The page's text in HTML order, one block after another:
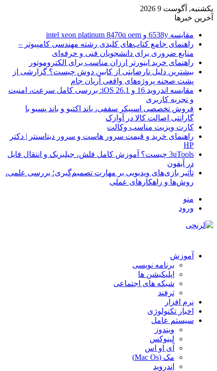
یکشنبه, آگوست 9 2026
آخرین خبرها
مقایسه 6538y و intel xeon platinum 8470q oem
راهنمای جامع کتاب‌های کلیدی رشته مهندسی کامپیوتر –
منابع ضروری برای دانشجویان فنی و حرفه‌ای
راهنمای خرید اینورتر ارزان مناسب برای الکتروموتور
بیشترین دلیل نارضایتی از کابین دوش چیست؟ گزارشی از
پشت صحنه پروژه‌های واقعی آریان جام
مقایسه اندروید 16 و iOS 26.1: بررسی کامل سرعت، امنیت
و تجربه کاربری
فروش تخصصی اسپیکر سقفی، باند اکتیو و باند پسیو با
گارانتی اصالت کالا در آوازک
کارت ویزیت مناسب وکالت
راهنمای خرید و قیمت سرور هاست و سرور دیتاسنتر | دکتر
HP
3uTools چیست؟ آموزش کامل فلش، جیلبریک و انتقال فایل
در آیفون
تأثیر بازی‌های ویدیویی بر مهارت تصمیم‌گیری؛ بررسی علمی،
روش‌ها و راهکارهای عملی
منو
ورود
آموزش
برنامه نویسی
اپلیکیشن ها
شبکه های اجتماعی
ترفند
نرم افزار
اخبار تکنولوژی
سیستم عامل
ویندوز
لینوکس
آی او اس
مک (Mac Os)
اندروید